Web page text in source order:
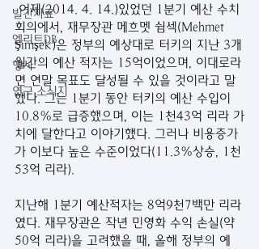
발간자료
엘리트DB
행사
연구 소식지
어제(2014. 4. 14.)있었던 1분기 예산 수치
회의에서, 재무장관 메흐멧 쉼섹(Mehmet
Şimşek)은 정부의 예상대로 터키의 지난 3개
월간의 예산 적자는 15억이었으며, 이대로라
면 연말 목표도 달성될 수 있을 것이라고 말
했다. 그는 1분기 동안 터키의 예산 수입이
10.8%로 급증했으며, 이는 1천43억 리라 가
치에 달한다고 이야기했다. 그러나 비용증가
가 이보다 높은 수준이었다(11.3%상승, 1천
53억 리라).
지난해 1분기 예산적자는 8억9천7백만 리라
였다. 재무장관은 작년 민영화 수익 손실(약
50억 리라)을 고려했을 때, 올해 정부의 예